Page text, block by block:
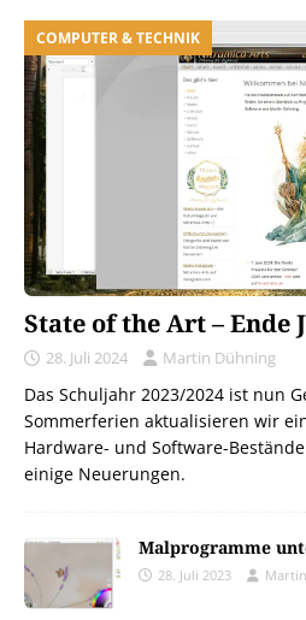
COMPUTER & TECHNIK
State of the Art – Ende
28. Juli 2024 Martin Dühning
Das Schuljahr 2023/2024 ist nun
Sommerferien aktualisieren wir
Hardware- und Software-
einige Neuerungen.
Malprogramme
28. Juli 2023